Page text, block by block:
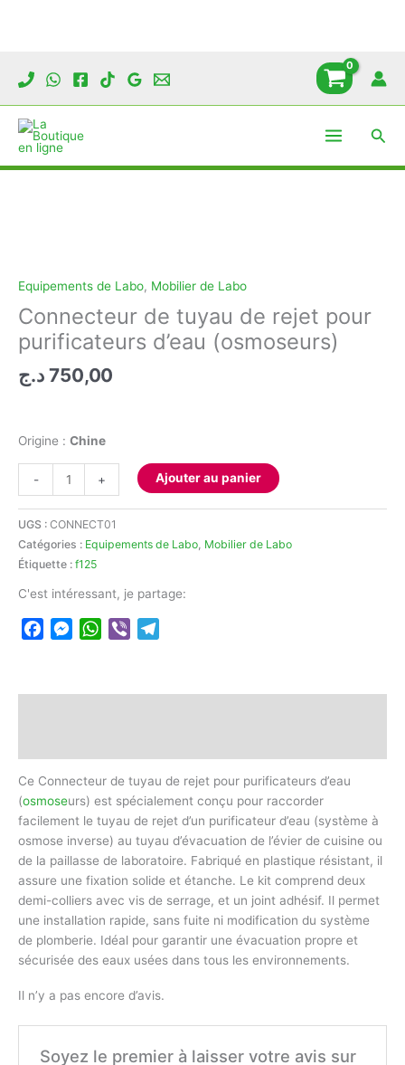
Equipements de Labo, Mobilier de Labo
Connecteur de tuyau de rejet pour
purificateurs d’eau (osmoseurs)
750,00 د.ج
Origine : Chine
-
de
Connecteur
de
tuyau
de
rejet
purificateurs
+ Ajouter au panier
UGS : CONNECT01
Catégories : Equipements de Labo Mobilier de Labo
Étiquette : f125
C'est intéressant, je partage:
FacebookMessenger
WhatsApp
Viber
Ce Connecteur de tuyau de rejet pour purificateurs d’eau
(osmoseurs) est spécialement conçu pour raccorder
facilement le tuyau de rejet d’un purificateur d’eau (système à
osmose inverse) au tuyau d’évacuation de l’évier de cuisine ou
de la paillasse de laboratoire. Fabriqué en plastique résistant, il
assure une fixation solide et étanche. Le kit comprend deux
demi-colliers avec vis de serrage, et un joint adhésif. Il permet
une installation rapide, sans fuite ni modification du système
de plomberie. Idéal pour garantir une évacuation propre et
sécurisée des eaux usées dans tous les environnements.
Il n’y a pas encore d’avis.
Soyez le premier à laisser votre avis sur